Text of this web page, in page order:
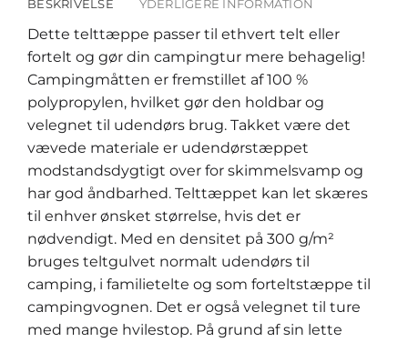
BESKRIVELSE YDERLIGERE INFORMATION
Dette telttæppe passer til ethvert telt eller
fortelt og gør din campingtur mere behagelig!
Campingmåtten er fremstillet af 100 %
polypropylen, hvilket gør den holdbar og
velegnet til udendørs brug. Takket være det
vævede materiale er udendørstæppet
modstandsdygtigt over for skimmelsvamp og
har god åndbarhed. Telttæppet kan let skæres
til enhver ønsket størrelse, hvis det er
nødvendigt. Med en densitet på 300 g/m²
bruges teltgulvet normalt udendørs til
camping, i familietelte og som forteltstæppe til
campingvognen. Det er også velegnet til ture
med mange hvilestop. På grund af sin lette